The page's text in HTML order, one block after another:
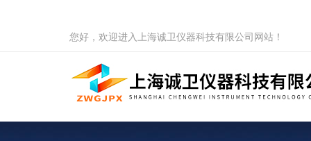
您好，欢迎进入上海诚卫仪器科技有限公司网站！